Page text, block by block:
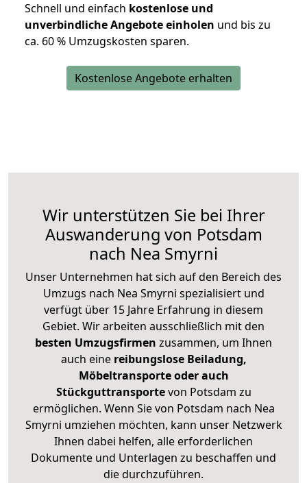
Schnell und einfach kostenlose und
unverbindliche Angebote einholen und bis zu
ca. 60 % Umzugskosten sparen.
Kostenlose Angebote erhalten
Wir unterstützen Sie bei Ihrer
Auswanderung von Potsdam
nach Nea Smyrni
Unser Unternehmen hat sich auf den Bereich des
Umzugs nach Nea Smyrni spezialisiert und
verfügt über 15 Jahre Erfahrung in diesem
Gebiet. Wir arbeiten ausschließlich mit den
besten Umzugsfirmen zusammen, um Ihnen
auch eine reibungslose Beiladung,
Möbeltransporte oder auch
Stückguttransportevon Potsdam zu
ermöglichen. Wenn Sie von Potsdam nach Nea
Smyrni umziehen möchten, kann unser Netzwerk
Ihnen dabei helfen, alle erforderlichen
Dokumente und Unterlagen zu beschaffen und
die durchzuführen.